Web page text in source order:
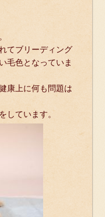
てブリーディング
毛色となっていま
康上に何も問題は
しています。